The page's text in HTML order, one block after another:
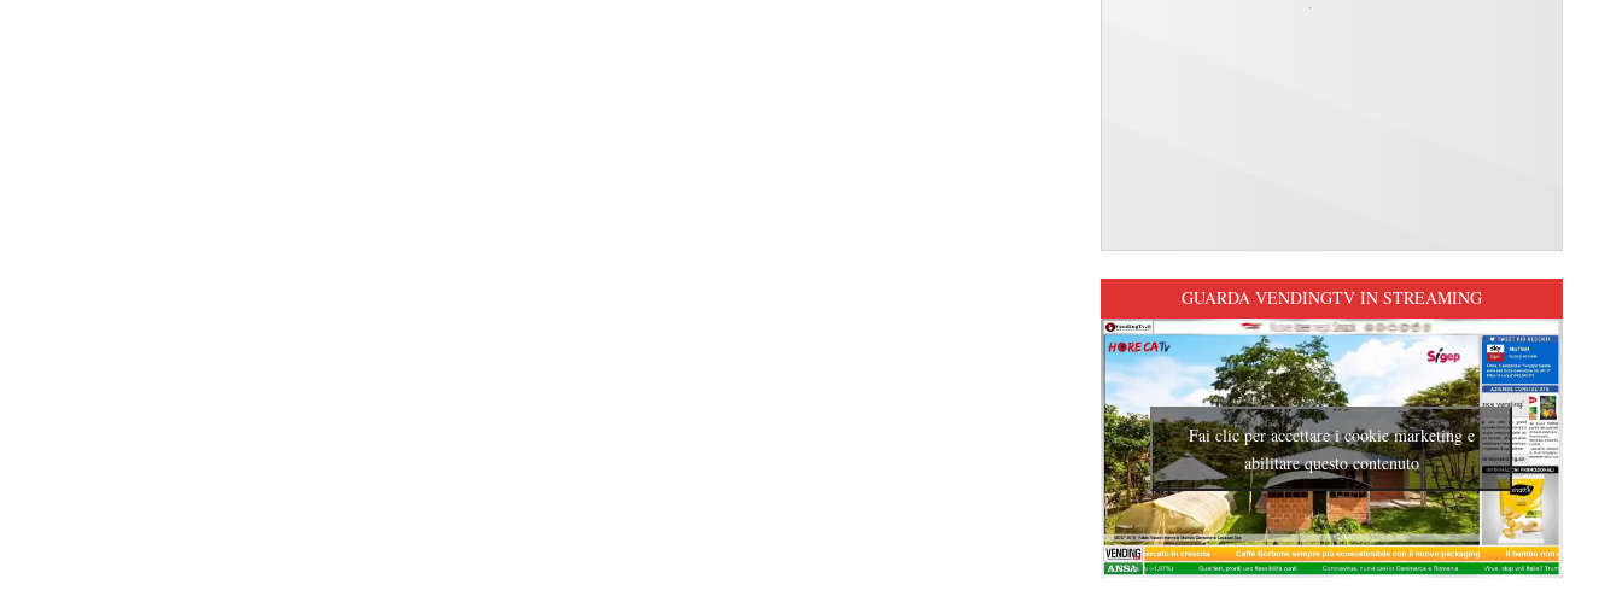
GUARDA VENDINGTV IN STREAMING
Fai clic per accettare i cookie marketing e
abilitare questo contenuto